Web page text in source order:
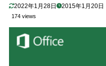
2022年1月28日 2015年1月20日
174 views